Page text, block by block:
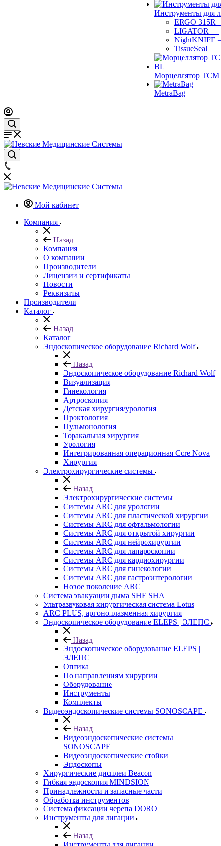
Инструменты для
ERGO 315R
LIGATOR —
NightKNIFE
TissueSeal
Морцеллятор ТСМ
MetraBag
Мой кабинет
Компания
Назад
Компания
О компании
Производители
Лицензии и сертификаты
Новости
Реквизиты
Производители
Каталог
Назад
Каталог
Эндоскопическое оборудование Richard Wolf
Назад
Эндоскопическое оборудование Richard Wolf
Визуализация
Гинекология
Артроскопия
Детская хирургия/урология
Проктология
Пульмонология
Торакальная хирургия
Урология
Интегрированная операционная Core Nova
Хирургия
Электрохирургические системы
Назад
Электрохирургические системы
Системы ARC для урологии
Системы ARC для пластической хирургии
Системы ARC для офтальмологии
Системы ARC для открытой хирургии
Системы ARC для нейрохирургии
Системы ARC для лапароскопии
Системы ARC для кардиохирургии
Системы ARC для гинекологии
Системы ARC для гастроэнтерологии
Новое поколение ARC
Система эвакуации дыма SHE SHA
Ультразвуковая хирургическая система Lotus
ARC PLUS, аргоноплазменная хирургия
Эндоскопическое оборудование ELEPS | ЭЛЕПС
Назад
Эндоскопическое оборудование ELEPS |
ЭЛЕПС
Оптика
По направлениям хирургии
Оборудование
Инструменты
Комплекты
Видеоэндоскопические системы SONOSCAPE
Назад
Видеоэндоскопические системы
SONOSCAPE
Видеоэндоскопические стойки
Эндоскопы
Хирургические дисплеи Beacon
Гибкая эндоскопия MINDSION
Принадлежности и запасные части
Обработка инструментов
Система фиксации черепа DORO
Инструменты для лигации
Назад
Инструменты для лигации